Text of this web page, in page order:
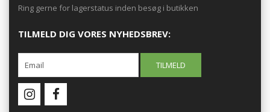
Ring gerne for lagerstatus inden besøg i butikken
TILMELD DIG VORES NYHEDSBREV: